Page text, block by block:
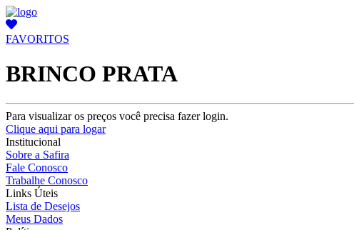
FAVORITOS
BRINCO PRATA
Para visualizar os preços você precisa fazer login.
Clique aqui para logar
Institucional
Sobre a Safira
Fale Conosco
Trabalhe Conosco
Links Úteis
Lista de Desejos
Meus Dados